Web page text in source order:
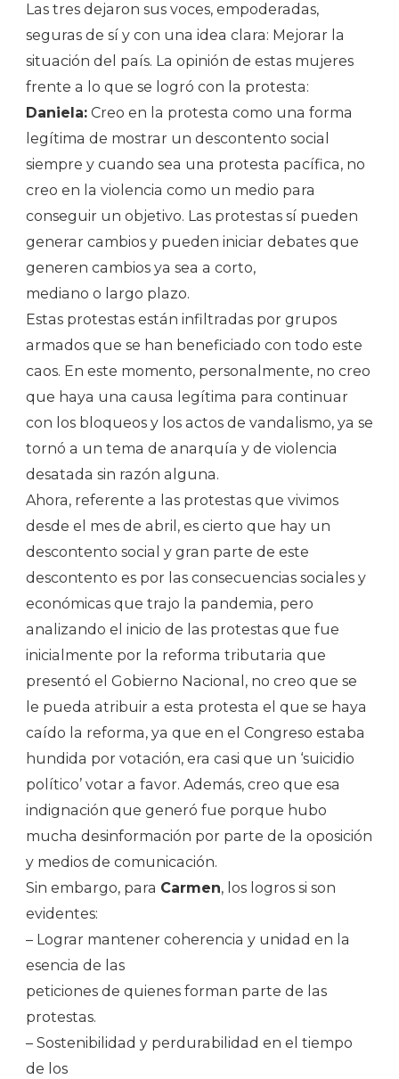
Las tres dejaron sus voces, empoderadas,
seguras de sí y con una idea clara: Mejorar la
situación del país. La opinión de estas mujeres
frente a lo que se logró con la protesta:
Daniela: Creo en la protesta como una forma
legítima de mostrar un descontento social
siempre y cuando sea una protesta pacífica, no
creo en la violencia como un medio para
conseguir un objetivo. Las protestas sí pueden
generar cambios y pueden iniciar debates que
generen cambios ya sea a corto,
mediano o largo plazo.
Estas protestas están infiltradas por grupos
armados que se han beneficiado con todo este
caos. En este momento, personalmente, no creo
que haya una causa legítima para continuar
con los bloqueos y los actos de vandalismo, ya se
tornó a un tema de anarquía y de violencia
desatada sin razón alguna.
Ahora, referente a las protestas que vivimos
desde el mes de abril, es cierto que hay un
descontento social y gran parte de este
descontento es por las consecuencias sociales y
económicas que trajo la pandemia, pero
analizando el inicio de las protestas que fue
inicialmente por la reforma tributaria que
presentó el Gobierno Nacional, no creo que se
le pueda atribuir a esta protesta el que se haya
caído la reforma, ya que en el Congreso estaba
hundida por votación, era casi que un ‘suicidio
político’ votar a favor. Además, creo que esa
indignación que generó fue porque hubo
mucha desinformación por parte de la oposición
y medios de comunicación.
Sin embargo, para Carmen, los logros si son
evidentes:
– Lograr mantener coherencia y unidad en la
esencia de las
peticiones de quienes forman parte de las
protestas.
– Sostenibilidad y perdurabilidad en el tiempo
de los